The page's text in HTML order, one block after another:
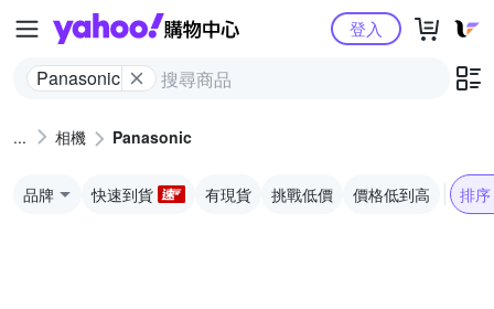
Yahoo購物中心
Panasonic
登入
相機 Panasonic
品牌 快速到貨 有現貨 挑戰低價 價格低到高 排序